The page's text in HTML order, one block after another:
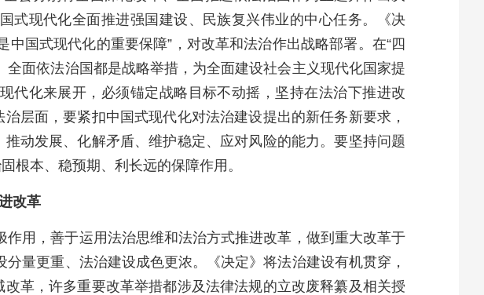
式现代化全面推进强国建设、民族复兴伟业的中心任务。《决
国式现代化的重要保障”，对改革和法治作出战略部署。在“四
面依法治国都是战略举措，为全面建设社会主义现代化国家提
代化来展开，必须锚定战略目标不动摇，坚持在法治下推进改
层面，要紧扣中国式现代化对法治建设提出的新任务新要求，
动发展、化解矛盾、维护稳定、应对风险的能力。要坚持问题
根本、稳预期、利长远的保障作用。
改革
用，善于运用法治思维和法治方式推进改革，做到重大改革于
量更重、法治建设成色更浓。《决定》将法治建设有机贯穿，
革，许多重要改革举措都涉及法律法规的立改废释纂及相关授